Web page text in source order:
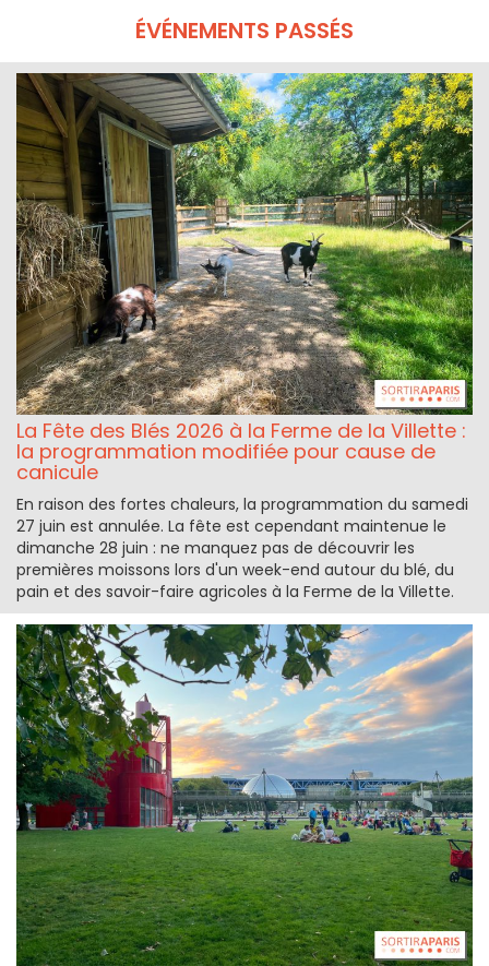
ÉVÉNEMENTS PASSÉS
La Fête des Blés 2026 à la Ferme de la Villette :
la programmation modifiée pour cause de
canicule
En raison des fortes chaleurs, la programmation du samedi
27 juin est annulée. La fête est cependant maintenue le
dimanche 28 juin : ne manquez pas de découvrir les
premières moissons lors d'un week-end autour du blé, du
pain et des savoir-faire agricoles à la Ferme de la Villette.